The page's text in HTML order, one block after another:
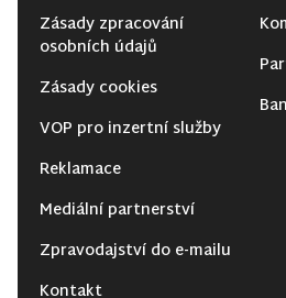
Zásady zpracování
osobních údajů
Zásady cookies
VOP pro inzertní služby
Reklamace
Mediální partnerství
Zpravodajství do e-mailu
Kontakt